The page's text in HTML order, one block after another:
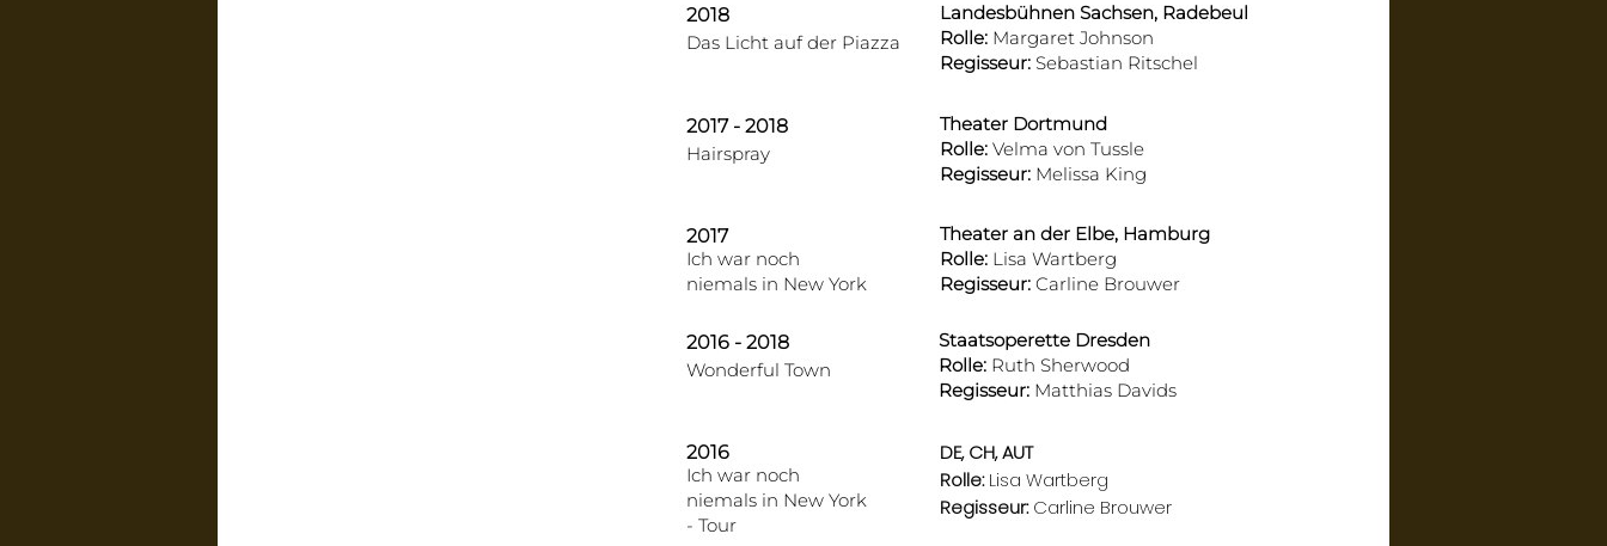
2018
Das Licht auf der Piazza
Landesbühnen Sachsen, Radebeul
Rolle: Margaret Johnson
Regisseur: Sebastian Ritschel
2017 - 2018
Hairspray
Theater Dortmund
Rolle: Velma von Tussle
Regisseur: Melissa King
2017
Ich war noch
niemals in New York
Theater an der Elbe, Hamburg
Rolle: Lisa Wartberg
Regisseur: Carline Brouwer
2016 - 2018
Wonderful Town
Staatsoperette Dresden
Rolle: Ruth Sherwood
Regisseur: Matthias Davids
2016
Ich war noch
niemals in New York
- Tour
DE, CH, AUT
Rolle:Lisa Wartberg
Regisseur:Carline Brouwer